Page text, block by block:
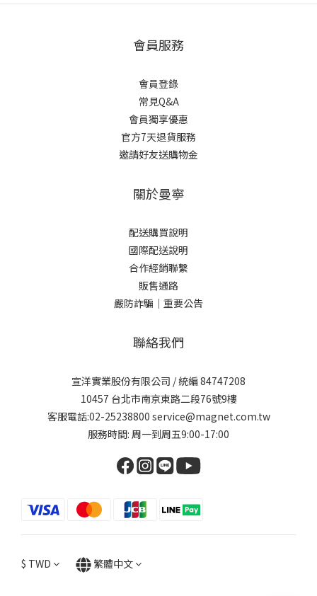
會員服務
會員登錄
常見Q&A
會員獨享優惠
官方7天退貨服務
邀請好友送購物金
關於曼寧
配送購買說明
國際配送說明
合作經銷聯繫
販售通路
嚴防詐騙｜重要公告
聯絡我們
宣洋實業股份有限公司 / 統編 84747208
10457 台北市南京東路二段76號9樓
客服電話:02-25238800 service@magnet.com.tw
服務時間: 周一到周五9:00-17:00
$ TWD 繁體中文